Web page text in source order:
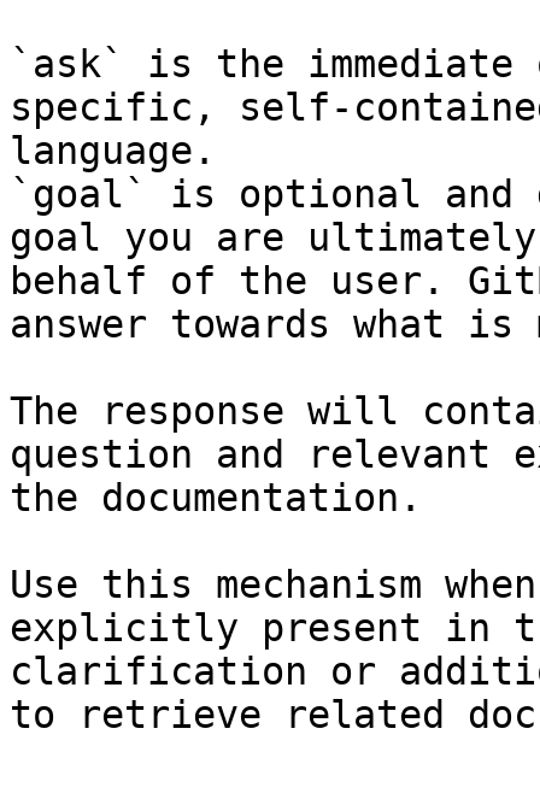
`ask` is the
specific, self-
language.
`goal` is optional and
goal you are
behalf of the user.
answer towards what
The response will
question and relevant
the documentation.
Use this mechanism
explicitly present in
clarification or